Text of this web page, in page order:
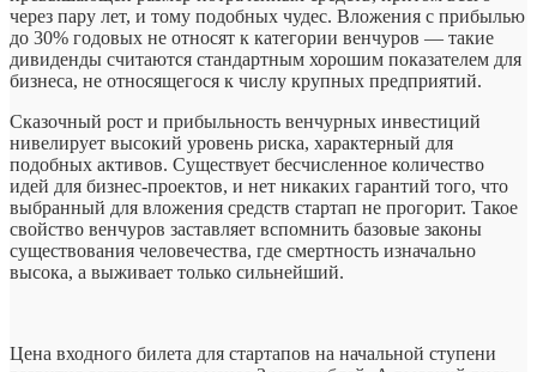
через пару лет, и тому подобных чудес. Вложения с прибылью
до 30% годовых не относят к категории венчуров — такие
дивиденды считаются стандартным хорошим показателем для
бизнеса, не относящегося к числу крупных предприятий.
Сказочный рост и прибыльность венчурных инвестиций
нивелирует высокий уровень риска, характерный для
подобных активов. Существует бесчисленное количество
идей для бизнес-проектов, и нет никаких гарантий того, что
выбранный для вложения средств стартап не прогорит. Такое
свойство венчуров заставляет вспомнить базовые законы
существования человечества, где смертность изначально
высока, а выживает только сильнейший.
Цена входного билета для стартапов на начальной ступени